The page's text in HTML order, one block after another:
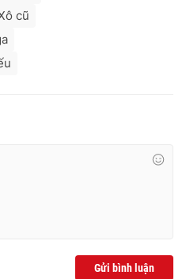
thức nếu không có sự chấp
VTV.vn khi phát hành lại
cũ
Gửi bình luận